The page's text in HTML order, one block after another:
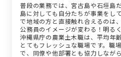
普段の業務では、宮古島や石垣島
島に対しても自分たちが事業をし
で地域の方と直接触れ合えるのは
公務員のイメージが変わる！明る
沖縄県庁の農業土木職は、平均年
とてもフレッシュな職場です。職
で、同僚や他部署とも協力しなが